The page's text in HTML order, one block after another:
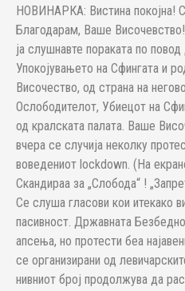
НОВИНАРКА: Вистина покојна!
Благодарам, Ваше
ја слушнавте пораката по
Упокојувањето на Сфингата и
Височество, од страна на
Ослободителот, Убиецот на
од кралската палата. Ваше
вчера се случија неколку
воведениот lockdown. (На
Скандираа за „Слобода“ !
Се слуша гласови кои итекако
пасивност. Државната
апсења, но протести беа
се организирани од
нивниот број продолжува да